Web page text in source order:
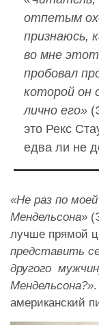
отпетым
признаюсь,
во мне этот
пробовал
которой он
лично его»
это Рекс
едва ли не
«Не раз по
Мендельсона»
лучше прямой
представить
другого
Мендельсона?»
американский